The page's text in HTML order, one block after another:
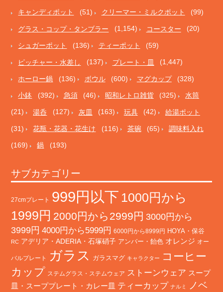
キャンディポット (51) クリーマー・ミルクポット (99)
グラス・コップ・タンブラー (1,154) コースター (20)
シュガーポット (136) ティーポット (59)
ピッチャー・水差し (137) プレート・皿 (1,447)
ホーロー鍋 (136) ボウル (600) マグカップ (328)
小鉢 (392) 急須 (46) 昭和レトロ雑貨 (325) 水筒
(21) 湯呑 (127) 灰皿 (163) 玩具 (42) 給湯ポット
(31) 花瓶・花器・花生け (116) 茶碗 (65) 調味料入れ
(169) 鍋 (193)
サブカテゴリー
27cmプレート 999円以下 1000円から
1999円 2000円から2999円 3000円から
3999円 4000円から5999円 6000円から8999円 HOYA・保谷
RC アデリア・ADERIA・石塚硝子 アンバー・飴色 オレンジ オー
バルプレート ガラス ガラスマグ キャラクター
コーヒー
カップ ステムグラス・ステムウェア ストーンウェア スープ
皿・スーププレート・カレー皿 ティーカップ ナルミ
ノベ